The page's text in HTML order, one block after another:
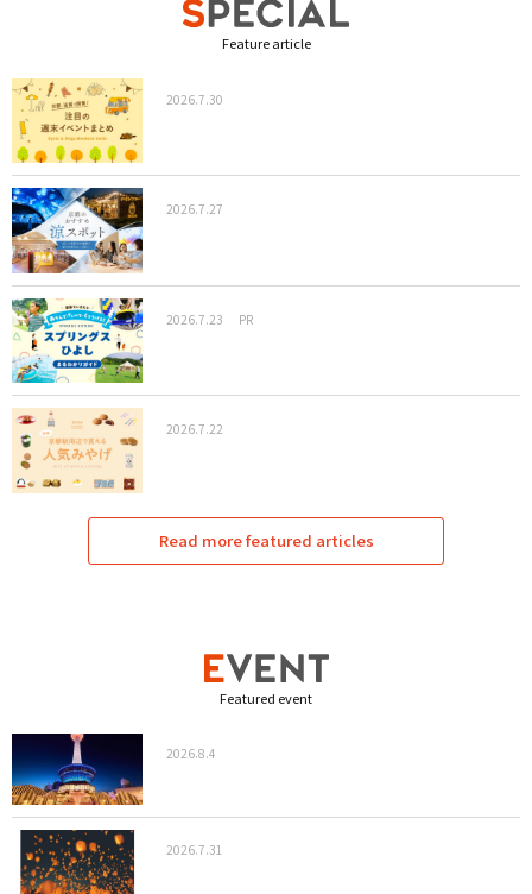
Feature article
2026.7.30
2026.7.27
2026.7.23 PR
2026.7.22
Read more featured articles
Featured event
2026.8.4
2026.7.31